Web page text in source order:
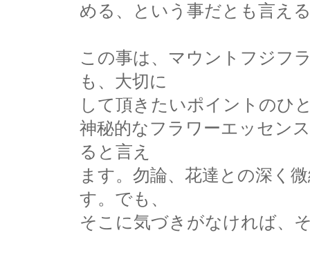
める、という事だとも言え
この事は、マウントフジフ
も、大切に
して頂きたいポイントのひ
神秘的なフラワーエッセン
ると言え
ます。勿論、花達との深く
す。でも、
そこに気づきがなければ、